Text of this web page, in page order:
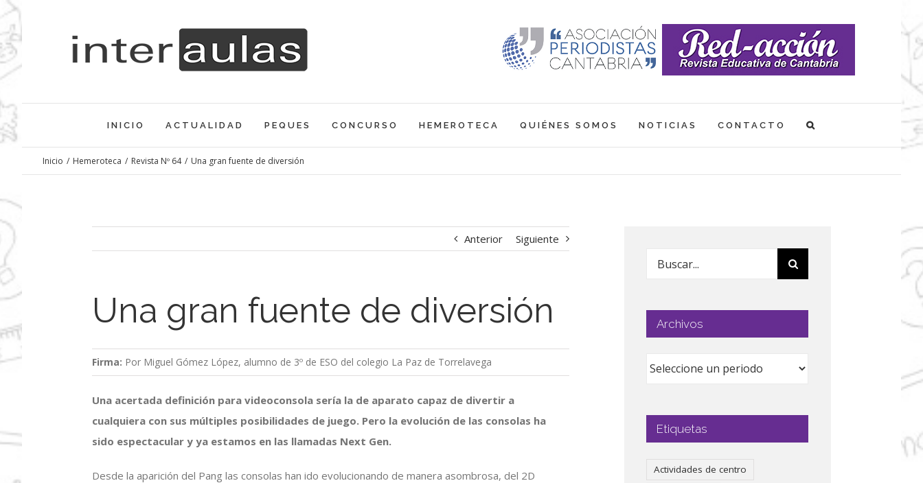
Saltar
al
contenido
INICIO ACTUALIDAD PEQUES CONCURSO HEMEROTECA QUIÉNES SOMOS NOTICIAS CONTACTO
Inicio / Hemeroteca / Revista Nº 64 / Una gran fuente de diversión
Anterior Siguiente
Una gran fuente de diversión
Firma: Por Miguel Gómez López, alumno de 3º de ESO del colegio La Paz de Torrelavega
Una acertada definición para videoconsola sería la de aparato capaz de divertir a
cualquiera con sus múltiples posibilidades de juego. Pero la evolución de las consolas ha
sido espectacular y ya estamos en las llamadas Next Gen.
Desde la aparición del Pang las consolas han ido evolucionando de manera asombrosa, del 2D
Buscar:
Archivos
Etiquetas
Actividades de centro